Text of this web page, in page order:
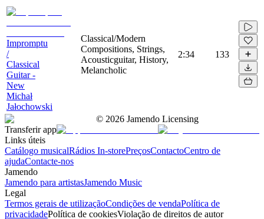
Impromptu
/
Classical
Guitar -
New
Michał
Jałochowski
Classical/Modern
Compositions, Strings,
Acousticguitar, History,
Melancholic
2:34 133
© 2026 Jamendo Licensing
Transferir app
Links úteis
Catálogo musicalRádios In-storePreçosContactoCentro de
ajudaContacte-nos
Jamendo
Jamendo para artistasJamendo Music
Legal
Termos gerais de utilizaçãoCondições de vendaPolítica de
privacidadePolítica de cookiesViolação de direitos de autor